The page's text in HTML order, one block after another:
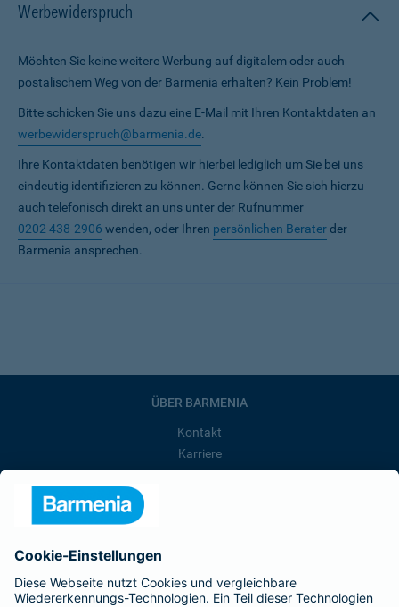
Werbewiderspruch
Möchten Sie keine weitere Werbung auf digitalem oder auch
postalischem Weg von der Barmenia erhalten? Kein Problem!
Bitte schicken Sie uns dazu eine E-Mail mit Ihren Kontaktdaten an
werbewiderspruch@barmenia.de.
Ihre Kontaktdaten benötigen wir hierbei lediglich um Sie bei uns
eindeutig identifizieren zu können. Gerne können Sie sich hierzu
auch telefonisch direkt an uns unter der Rufnummer
0202 438-2906 wenden, oder Ihren persönlichen Beraterder
Barmenia ansprechen.
ÜBER BARMENIA
Kontakt
Karriere
Barmenia ist Teil der BarmeniaGothaer
BELIEBTE SEITEN